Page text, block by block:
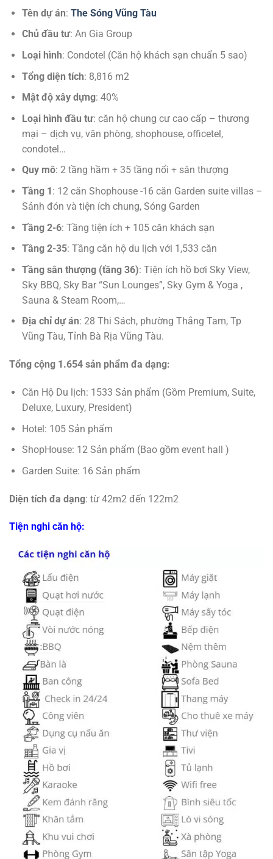
Tên dự án: The Sóng Vũng Tàu
Chủ đầu tư: An Gia Group
Loại hình: Condotel (Căn hộ khách sạn chuẩn 5 sao)
Tổng diện tích: 8,816 m2
Mật độ xây dựng: 40%
Loại hình đầu tư: căn hộ chung cư cao cấp – thương
mại – dịch vụ, văn phòng, shophouse, officetel,
condotel…
Quy mô: 2 tầng hầm + 35 tầng nổi + sân thượng
Tầng 1: 12 căn Shophouse -16 căn Garden suite villas –
Sảnh đón và tiện ích chung, Sóng Garden
Tầng 2-6: Tầng tiện ích + 105 căn khách sạn
Tầng 2-35: Tầng căn hộ du lịch với 1,533 căn
Tầng sân thượng (tầng 36): Tiện ích hồ bơi Sky View,
Sky BBQ, Sky Bar “Sun Lounges”, Sky Gym & Yoga ,
Sauna & Steam Room,…
Địa chỉ dự án: 28 Thi Sách, phường Thắng Tam, Tp
Vũng Tàu, Tỉnh Bà Rịa Vũng Tàu.
Tổng cộng 1.654 sản phẩm đa dạng:
Căn Hộ Du lịch: 1533 Sản phẩm (Gồm Premium, Suite,
Deluxe, Luxury, President)
Hotel: 105 Sản phẩm
ShopHouse: 12 Sản phẩm (Bao gồm event hall )
Garden Suite: 16 Sản phẩm
Diện tích đa dạng: từ 42m2 đến 122m2
Tiện nghi căn hộ: